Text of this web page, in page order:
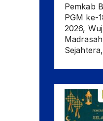
Pemkab
PGM ke-
2026,